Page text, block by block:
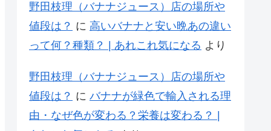
野田枝理（バナナジュース）店の場所や
値段は？ に 高いバナナと安い晩あの違い
って何？種類？ | あれこれ気になる より
野田枝理（バナナジュース）店の場所や
値段は？ に バナナが緑色で輸入される理
由・なぜ色が変わる？栄養は変わる？ |